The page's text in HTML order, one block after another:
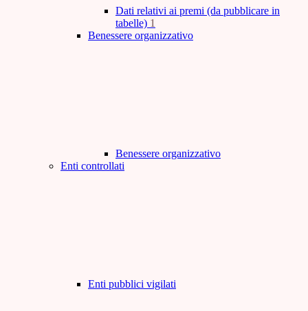
Dati relativi ai premi (da pubblicare in
tabelle) 1
Benessere organizzativo
Benessere organizzativo
Enti controllati
Enti pubblici vigilati